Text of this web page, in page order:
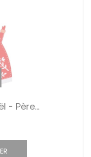
- Père...